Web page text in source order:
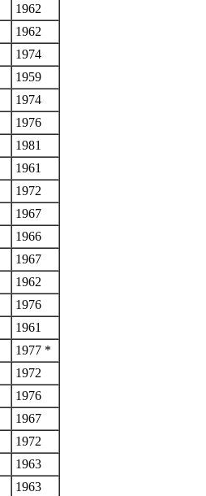
1962
1962
1974
1959
1974
1976
1981
1961
1972
1967
1966
1967
1962
1976
1961
1977 *
1972
1976
1967
1972
1963
1963